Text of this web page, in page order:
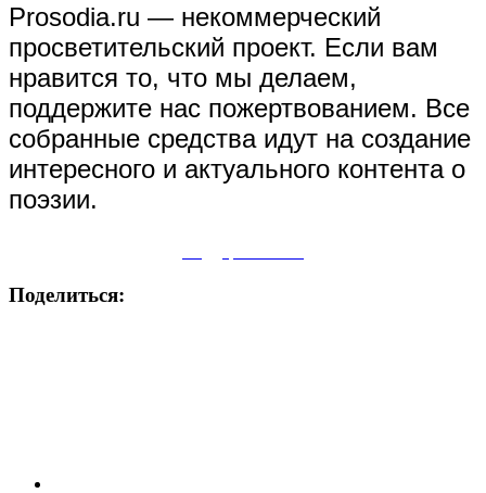
Prosodia.ru — некоммерческий
просветительский проект. Если вам
нравится то, что мы делаем,
поддержите нас пожертвованием. Все
собранные средства идут на создание
интересного и актуального контента о
поэзии.
Поделиться: